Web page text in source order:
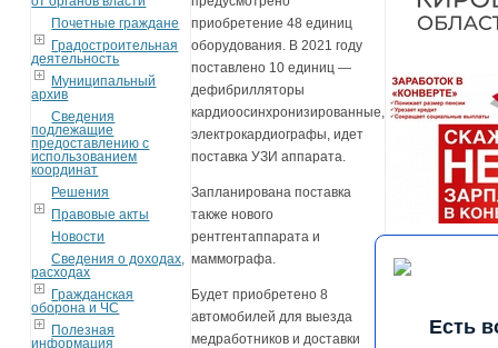
Почетные граждане
Градостроительная
деятельность
Муниципальный
архив
Сведения
подлежащие
предоставлению с
использованием
координат
Решения
Правовые акты
Новости
Сведения о доходах,
расходах
Гражданская
оборона и ЧС
Полезная
информация
приобретение 48 единиц
оборудования. В 2021 году
поставлено 10 единиц —
дефибрилляторы
кардиоосинхронизированные,
электрокардиографы, идет
поставка УЗИ аппарата.
Запланирована поставка
также нового
рентгентаппарата и
маммографа.
Будет приобретено 8
автомобилей для выезда
медработников и доставки
Есть